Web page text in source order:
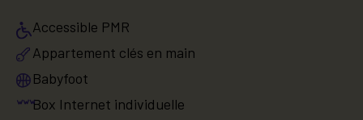
Accessible PMR
Appartement clés en main
Babyfoot
Box Internet individuelle